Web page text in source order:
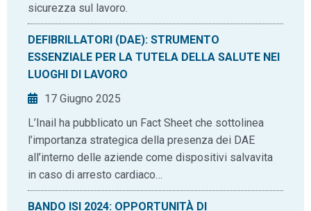
sicurezza sul lavoro.
DEFIBRILLATORI (DAE): STRUMENTO
ESSENZIALE PER LA TUTELA DELLA SALUTE NEI
LUOGHI DI LAVORO
17 Giugno 2025
L’Inail ha pubblicato un Fact Sheet che sottolinea
l’importanza strategica della presenza dei DAE
all’interno delle aziende come dispositivi salvavita
in caso di arresto cardiaco…
BANDO ISI 2024: OPPORTUNITÀ DI